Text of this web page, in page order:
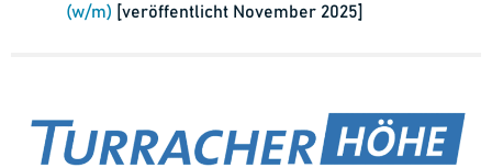
(w/m) [veröffentlicht November 2025]